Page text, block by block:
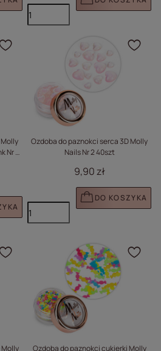
Nr 16
Kliknij, aby dodać
Ozdoba do paznokci serca 3D Molly
Nails Nr 2 40szt
9,90 zł
DO KOSZYKA
Kliknij, aby dodać
Ozdoba do paznokci cukierki Molly